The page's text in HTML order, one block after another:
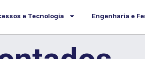
e Tecnologia Engenharia e